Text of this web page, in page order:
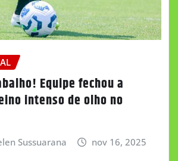
Equipe fechou a
intenso de olho no
Sussuarana nov 16, 2025